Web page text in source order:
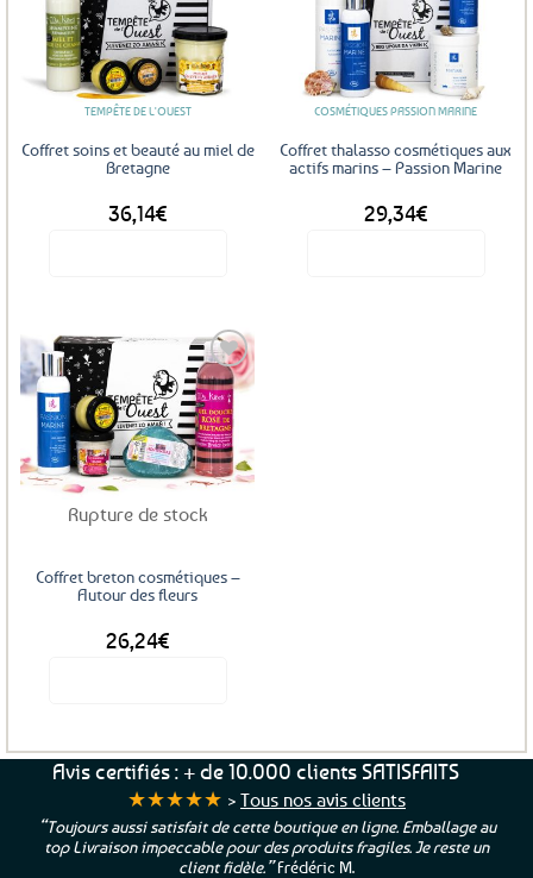
Ajouter
aux
favoris
TEMPÊTE DE L'OUEST
Coffret soins et beauté au miel de
Bretagne
36,14€
Ajouter
aux
favoris
COSMÉTIQUES PASSION MARINE
Coffret thalasso cosmétiques aux
actifs marins – Passion Marine
29,34€
Ajouter
aux
favoris
Rupture de stock
Coffret breton cosmétiques –
Autour des fleurs
26,24€
Avis certifiés : + de 10.000 clients SATISFAITS
★★★★★ > Tous nos avis clients
“Toujours aussi satisfait de cette boutique en ligne. Emballage au
top Livraison impeccable pour des produits fragiles. Je reste un
client fidèle.”Frédéric M.